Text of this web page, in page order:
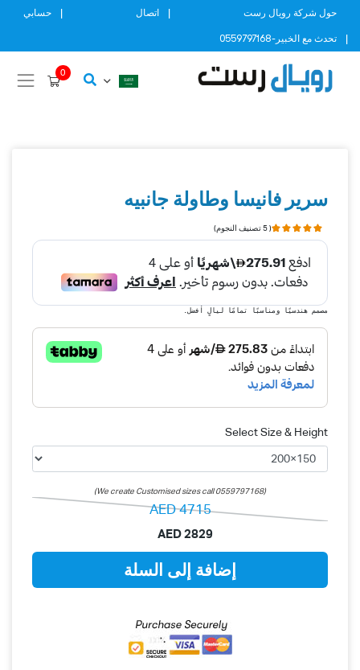
content
حول شركة رويال رست اتصال حسابي
تحدث مع الخبير-0559797168
0
سرير فانيسا وطاولة جانبيه
( 5 تصنيف النجوم)
مصمم هندسيًا ومناسبًا تمامًا ليالٍ أفضل.
Select Size & Height
(We create Customised sizes call 0559797168)
AED4715
AED2829
إضافة إلى السلة